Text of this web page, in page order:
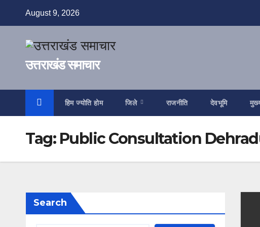
August 9, 2026
उत्तराखंड समाचार
हिम ज्योति होम जिले राजनीति देवभूमि
Tag: Public Consultation
Search